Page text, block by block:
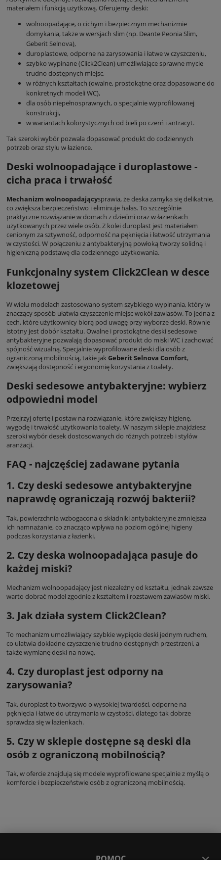
materiałem i funkcją użytkową. Oferujemy deski:
wolnoopadające, o cichym i bezpiecznym mechanizmie
domykania, także w wersjach slim (np. Deante Peonia Slim,
Geberit Selnova),
duroplastowe, odporne na zarysowania i łatwe w czyszczeniu,
szybko wypinane (Click2Clean) umożliwiające sprawne mycie
trudno dostępnych miejsc,
w różnych kształtach (owalne, prostokątne oraz dopasowane do
konkretnych modeli WC),
dla osób niepełnosprawnych, o specjalnie wyprofilowanej
konstrukcji,
w wariantach kolorystycznych od bieli po czerń i antracyt.
Tak szeroki wybór pozwala dopasować produkt do codziennych
potrzeb oraz stylu w łazience.
Deski wolnoopadające i duroplastowe -
cicha praca i trwałość
Mechanizm wolnoopadającysprawia, że deska zamyka się delikatnie,
co zwiększa bezpieczeństwo i eliminuje hałas. To szczególnie
praktyczne rozwiązanie w domach z dziećmi oraz w łazienkach
użytkowanych przez wiele osób. Z kolei duroplast jest materiałem
cenionym za sztywność, odporność na pęknięcia i łatwość utrzymania
w czystości. W połączeniu z antybakteryjną powłoką tworzy solidną i
higieniczną podstawę dla codziennego użytkowania.
Funkcjonalny system Click2Clean w desce
klozetowej
W wielu modelach zastosowano system szybkiego wypinania, który w
znaczący sposób ułatwia czyszczenie miejsc wokół zawiasów. To jedna z
cech, które użytkownicy biorą pod uwagę przy wyborze deski. Równie
istotny jest dobór kształtu. Owalne i prostokątne deski sedesowe
antybakteryjne pozwalają dopasować produkt do miski WC i zachować
spójność wizualną. Specjalnie wyprofilowane deski dla osób z
ograniczoną mobilnością, takie jakGeberit Selnova Comfort,
zwiększają dostępność i ergonomię korzystania z toalety.
Deski sedesowe antybakteryjne: wybierz
odpowiedni model
Przejrzyj ofertę i postaw na rozwiązanie, które zwiększy higienę,
wygodę i trwałość użytkowania toalety. W naszym sklepie znajdziesz
szeroki wybór desek dostosowanych do różnych potrzeb i stylów
aranżacji.
FAQ - najczęściej zadawane pytania
1. Czy deski sedesowe antybakteryjne
naprawdę ograniczają rozwój bakterii?
Tak, powierzchnia wzbogacona o składniki antybakteryjne zmniejsza
ich namnażanie, co znacząco wpływa na poziom ogólnej higieny
podczas korzystania z łazienki.
2. Czy deska wolnoopadająca pasuje do
każdej miski?
Mechanizm wolnoopadający jest niezależny od kształtu, jednak zawsze
warto dobrać model zgodnie z kształtem i rozstawem zawiasów miski.
3. Jak działa system Click2Clean?
To mechanizm umożliwiający szybkie wypięcie deski jednym ruchem,
co ułatwia dokładne czyszczenie trudno dostępnych przestrzeni, a
także wymianę deski na nową.
4. Czy duroplast jest odporny na
zarysowania?
Tak, duroplast to tworzywo o wysokiej twardości, odporne na
pęknięcia i łatwe do utrzymania w czystości, dlatego tak dobrze
sprawdza się w łazienkach.
5. Czy w sklepie dostępne są deski dla
osób z ograniczoną mobilnością?
Tak, w ofercie znajdują się modele wyprofilowane specjalnie z myślą o
komforcie i bezpieczeństwie osób z ograniczoną mobilnością.
POMOC